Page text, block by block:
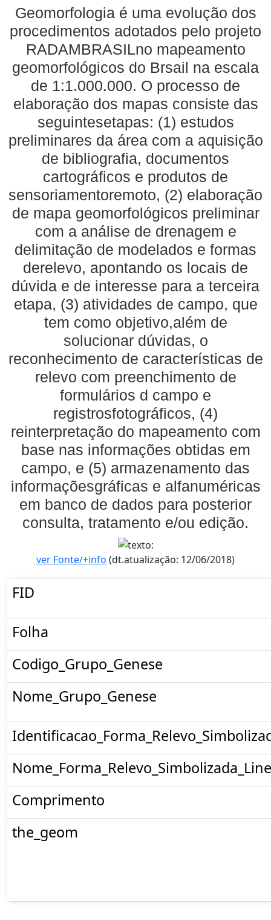
Geomorfologia é uma evolução dos
procedimentos adotados pelo projeto
RADAMBRASILno mapeamento
geomorfológicos do Brsail na escala
de 1:1.000.000. O processo de
elaboração dos mapas consiste das
seguintesetapas: (1) estudos
preliminares da área com a aquisição
de bibliografia, documentos
cartográficos e produtos de
sensoriamentoremoto, (2) elaboração
de mapa geomorfológicos preliminar
com a análise de drenagem e
delimitação de modelados e formas
derelevo, apontando os locais de
dúvida e de interesse para a terceira
etapa, (3) atividades de campo, que
tem como objetivo,além de
solucionar dúvidas, o
reconhecimento de características de
relevo com preenchimento de
formulários d campo e
registrosfotográficos, (4)
reinterpretação do mapeamento com
base nas informações obtidas em
campo, e (5) armazenamento das
informaçõesgráficas e alfanuméricas
em banco de dados para posterior
consulta, tratamento e/ou edição.
ver Fonte/+info (dt.atualização: 12/06/2018)
FID
Folha
Codigo_Grupo_Genese
Nome_Grupo_Genese
Comprimento
the_geom